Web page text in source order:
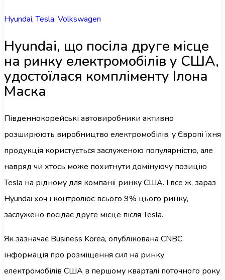
Hyundai,Tesla, Volkswagen
Hyundai, що посіла друге місце
на ринку електромобілів у США,
удостоїлася компліменту Ілона
Маска
Південнокорейські автовиробники активно
розширюють виробництво електромобілів, у Європі їхня
продукція користується заслуженою популярністю, але
навряд чи хтось може похитнути домінуючу позицію
Tesla на рідному для компанії ринку США. І все ж, зараз
Hyundai хоч і контролює всього 9% цього ринку,
заслужено посідає друге місце після Tesla.
Як зазначає Business Korea, опублікована CNBC
інформація про розміщення сил на ринку
електромобілів США в першому кварталі поточного року